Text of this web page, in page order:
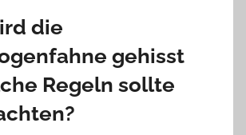
die
gehisst
Regeln sollte